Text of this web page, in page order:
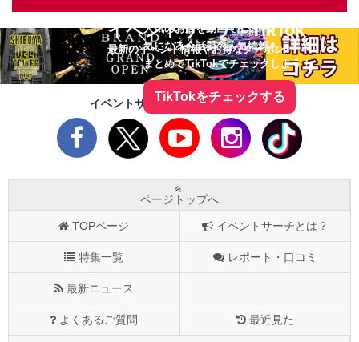
イベントサーチ - TikTok
最新のイベント情報やお得なクーポン
人気のお店を動画で配信中！
気になる今話題の人気情報も
まとめてTikTokでチェックしよう！
TikTokをチェックする
イベントサーチをフォローしよう！
ページトップへ
TOPページ イベントサーチとは？
特集一覧 レポート・口コミ
最新ニュース
よくあるご質問 最近見た